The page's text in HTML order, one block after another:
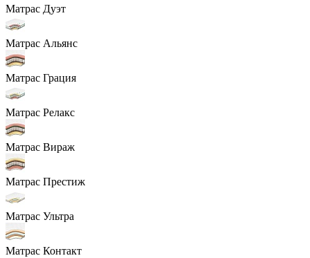
Матрас Дуэт
Матрас Альянс
Матрас Грация
Матрас Релакс
Матрас Вираж
Матрас Престиж
Матрас Ультра
Матрас Контакт